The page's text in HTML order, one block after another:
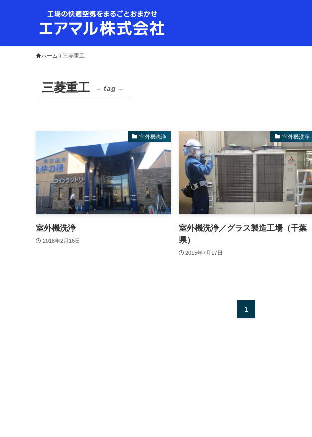
ホーム 三菱重工
三菱重工 – tag –
室外機洗浄
室外機洗浄
2018年2月16日
室外機洗浄
室外機洗浄／グラス製造工場（千葉
県）
2015年7月17日
1